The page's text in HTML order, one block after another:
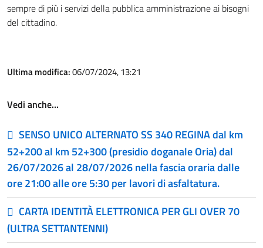
sempre di più i servizi della pubblica amministrazione ai bisogni
del cittadino.
Ultima modifica:06/07/2024, 13:21
Vedi anche…
SENSO UNICO ALTERNATO SS 340 REGINA dal km
52+200 al km 52+300 (presidio doganale Oria) dal
26/07/2026 al 28/07/2026 nella fascia oraria dalle
ore 21:00 alle ore 5:30 per lavori di asfaltatura.
CARTA IDENTITÀ ELETTRONICA PER GLI OVER 70
(ULTRA SETTANTENNI)